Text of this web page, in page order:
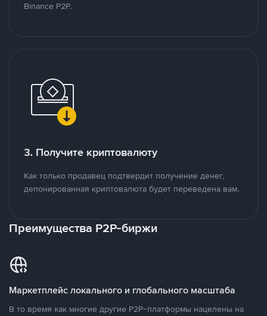
Binance P2P.
3. Получите криптовалюту
Как только продавец подтвердит получение денег,
депонированная криптовалюта будет переведена вам.
Преимущества P2P-биржи
Маркетплейс локального и глобального масштаба
В то время как многие другие P2P-платформы нацелены на